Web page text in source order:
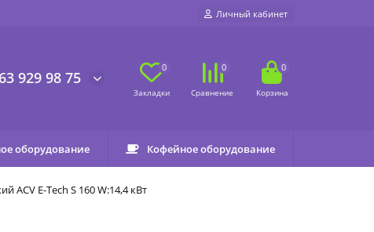
Личный кабинет
929 98 75
0 0 0
оборудование Кофейное оборудование
ACV E-Tech S 160 W:14,4 кВт